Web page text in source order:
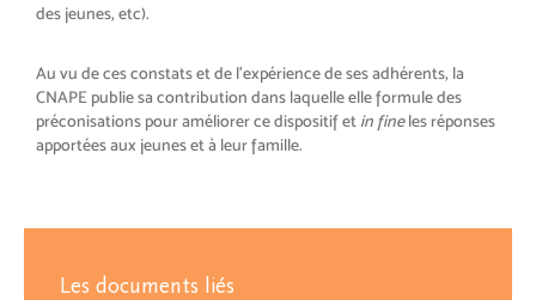
des jeunes, etc).
Au vu de ces constats et de l’expérience de ses adhérents, la
CNAPE publie sa contribution dans laquelle elle formule des
préconisations pour améliorer ce dispositif et in fineles réponses
apportées aux jeunes et à leur famille.
Les documents liés